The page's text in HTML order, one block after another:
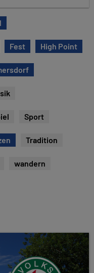
Fest High Point
Sport
Tradition
wandern